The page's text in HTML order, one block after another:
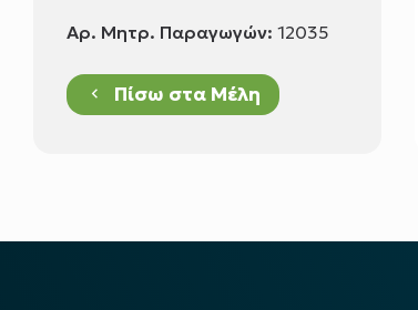
Αρ. Μητρ. Παραγωγών: 12035
keyboard_arrow_left Πίσω στα Μέλη